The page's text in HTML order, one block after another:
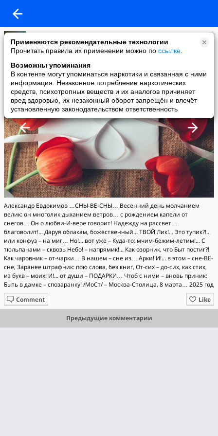
Применяются рекомендательные технологии
Прочитать правила их применении можно по ссылке
Возможны упоминания
В контенте могут упоминаться наркотики и связанная с ними
информация. Незаконное потребление наркотических
средств, психотропных веществ и их аналогов причиняет
вред здоровью, их незаконный оборот запрещён и влечёт
установленную законодательством ответственность
Александр Евдокимов
added a photo
08 Mar в 05:29
Александр Евдокимов …СНЫ-ВЕ-СНЫ… Весенний день молчанием
велик: он многолик дыханием ветров… с рождением капели от
снегов… Он о любви-И-вере говорит! Надежду на рассвет…
благоволит!... Даруя облакам, божественный... ТВОЙ Лик!... Это тупик?!...
или конфуз – на миг… Но!... вот уже – Куда-то: мчим-бежим-летим!... С
тюльпанами – сквозь Небо! – напрямик!... Как озорник, что Быт постиг?!
Как чаровник – от-чарки… В нашем – сне из… Арки! И!... в этом – сне-ВЕ-
сне, Заранее штрафник: пою слова, без книг, От-сих – до-сих, как стих,
из букв – моих! И!... от души – ПОДАРКИ… Чтоб с ними – вновь приник:
Быть в дамке – спозаранку! /МоСт/ – Москва-Столица, 8 марта… 2025 год
Like
Comment
Предыдущие комментарии